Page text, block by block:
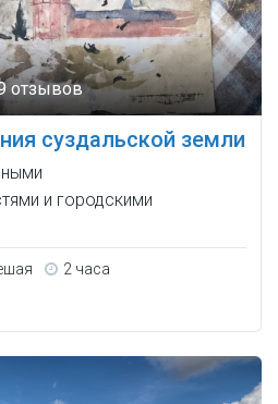
отзывов
суздальской земли
и городскими
2 часа